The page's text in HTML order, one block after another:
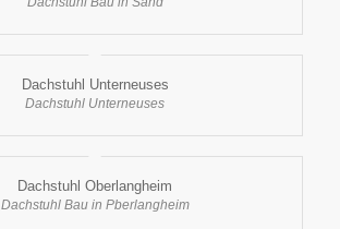
Dachstuhl Unterneuses
Dachstuhl Unterneuses
Dachstuhl Oberlangheim
Dachstuhl Bau in Pberlangheim